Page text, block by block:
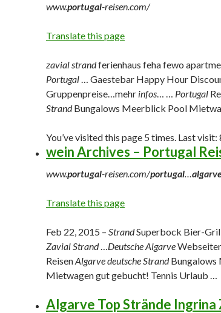
www.portugal-reisen.com/
Translate this page
zavial strandferienhaus feha fewo
Portugal… Gaestebar Happy Hour
Gruppenpreise…mehr infos… … Portugal
StrandBungalows Meerblick Pool
You’ve visited this page 5 times. Last
wein Archives – Portugal
www.portugal-reisen.com/portugal…
Translate this page
Feb 22, 2015 – StrandSuperbock Bier-
Zavial Strand…Deutsche Algarve
ReisenAlgarve deutsche StrandBungalows
Mietwagen gut gebucht! Tennis Urlaub …
Algarve Top Strände Ingrina